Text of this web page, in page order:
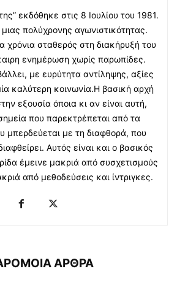
εκδόθηκε στις 8 Ιουλίου του 1981.
πολύχρονης αγωνιστικότητας.
χρόνια σταθερός στη διακήρυξή του
ενημέρωση χωρίς παρωπίδες.
με ευρύτητα αντίληψης, αξίες
καλύτερη κοινωνία.Η βασική αρχή
εξουσία όποια κι αν είναι αυτή,
που παρεκτρέπεται από τα
μπερδεύεται με τη διαφθορά, που
Αυτός είναι και ο βασικός
έμεινε μακριά από συσχετισμούς
από μεθοδεύσεις και ίντριγκες.
ΑΡΘΡΑ